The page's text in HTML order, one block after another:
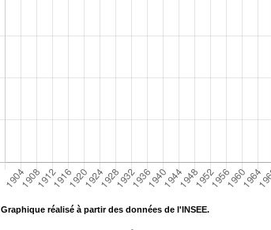
Graphique réalisé à partir des données de l'INSEE.